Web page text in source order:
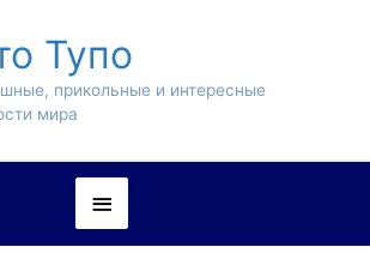
Тупо
прикольные и интересные
мира